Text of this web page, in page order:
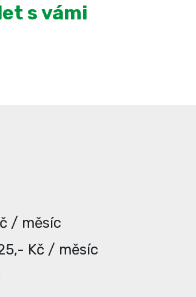
s vámi
/ měsíc
Kč / měsíc